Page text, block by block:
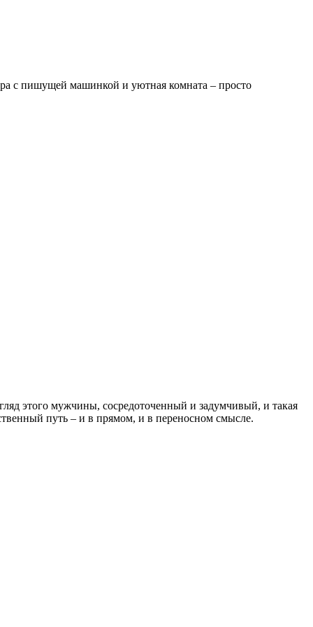
с пишущей машинкой и уютная комната – просто
этого мужчины, сосредоточенный и задумчивый, и такая
путь – и в прямом, и в переносном смысле.